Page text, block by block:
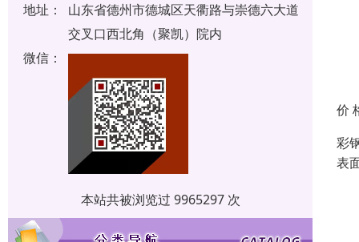
地址：
山东省德州市德城区天衢路与崇德六大道
交叉口西北角（聚凯）院内
微信：
本站共被浏览过 9965297 次
价
彩
表